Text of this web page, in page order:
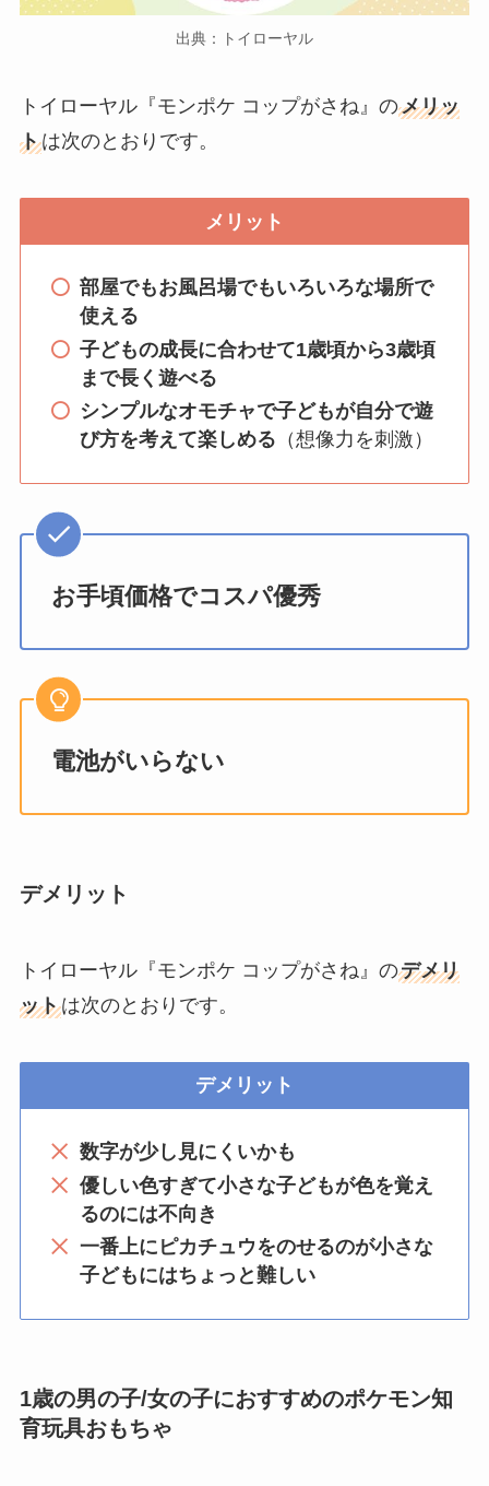
出典：トイローヤル
トイローヤル『モンポケ コップがさね』のメリッ
トは次のとおりです。
メリット
部屋でもお風呂場でもいろいろな場所で
使える
子どもの成長に合わせて1歳頃から3歳頃
まで長く遊べる
シンプルなオモチャで子どもが自分で遊
び方を考えて楽しめる （想像力を刺激）
お手頃価格でコスパ優秀
電池がいらない
デメリット
トイローヤル『モンポケ コップがさね』のデメリ
ットは次のとおりです。
デメリット
数字が少し見にくいかも
優しい色すぎて小さな子どもが色を覚え
るのには不向き
一番上にピカチュウをのせるのが小さな
子どもにはちょっと難しい
1歳の男の子/女の子におすすめのポケモン知
育玩具おもちゃ